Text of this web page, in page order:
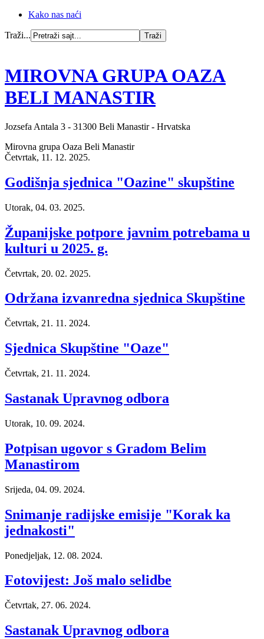
Kako nas naći
Traži...
MIROVNA GRUPA OAZA
BELI MANASTIR
Jozsefa Antala 3 - 31300 Beli Manastir - Hrvatska
Mirovna grupa Oaza Beli Manastir
Četvrtak, 11. 12. 2025.
Godišnja sjednica "Oazine" skupštine
Utorak, 04. 03. 2025.
Županijske potpore javnim potrebama u
kulturi u 2025. g.
Četvrtak, 20. 02. 2025.
Održana izvanredna sjednica Skupštine
Četvrtak, 21. 11. 2024.
Sjednica Skupštine "Oaze"
Četvrtak, 21. 11. 2024.
Sastanak Upravnog odbora
Utorak, 10. 09. 2024.
Potpisan ugovor s Gradom Belim
Manastirom
Srijeda, 04. 09. 2024.
Snimanje radijske emisije "Korak ka
jednakosti"
Ponedjeljak, 12. 08. 2024.
Fotovijest: Još malo selidbe
Četvrtak, 27. 06. 2024.
Sastanak Upravnog odbora